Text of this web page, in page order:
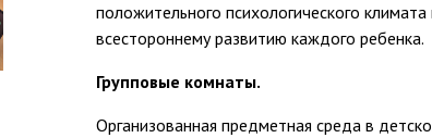
положительного психологического
всестороннему развитию каждого ребенка.
Групповые комнаты.
Организованная предметная среда в